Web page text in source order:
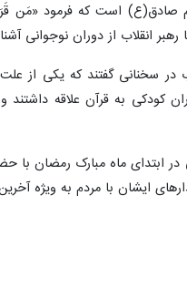
صادق(ع) است که فرمود «مَن
انقلاب از دوران نوجوانی
در سخنانی گفتند که یکی از
کودکی به قرآن علاقه
ابتدای ماه مبارک رمضان با
ایشان با مردم به ویژه